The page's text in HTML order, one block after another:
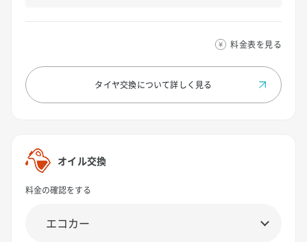
料金表を見る
タイヤ交換について詳しく見る
オイル交換
料金の確認をする